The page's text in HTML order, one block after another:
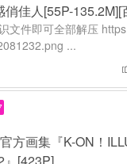
俏佳人[55P-135.2M][
文件即可全部解压
...
方画集『K-ON！
』[423P]